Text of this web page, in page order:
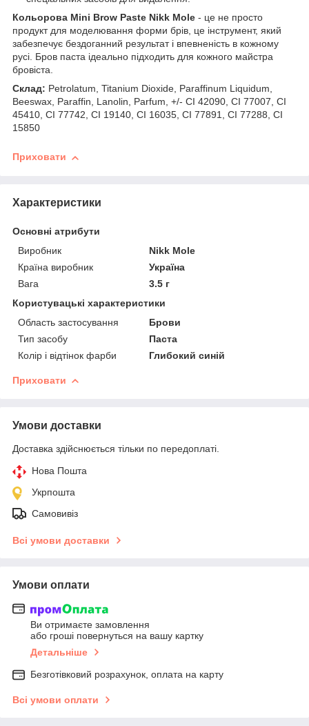
Кольорова Mini Brow Paste Nikk Mole - це не просто
продукт для моделювання форми брів, це інструмент, який
забезпечує бездоганний результат і впевненість в кожному
русі. Бров паста ідеально підходить для кожного майстра
бровіста.
Склад: Petrolatum, Titanium Dioxide, Paraffinum Liquidum,
Beeswax, Paraffin, Lanolin, Parfum, +/- CI 42090, CI 77007, CI
45410, CI 77742, CI 19140, CI 16035, CI 77891, CI 77288, CI
15850
Приховати
Характеристики
Основні атрибути
Виробник
Nikk Mole
Країна виробник
Україна
Вага
3.5 г
Користувацькі характеристики
Область застосування
Брови
Тип засобу
Паста
Колір і відтінок фарби
Глибокий синій
Приховати
Умови доставки
Доставка здійснюється тільки по передоплаті.
Нова Пошта
Укрпошта
Самовивіз
Всі умови доставки
Умови оплати
Ви отримаєте замовлення
або гроші повернуться на вашу картку
Детальніше
Безготівковий розрахунок, оплата на карту
Всі умови оплати